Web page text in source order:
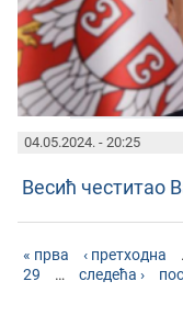
04.05.2024. - 20:25
Весић честитао
« прва ‹ претходна
29
… следећа ›